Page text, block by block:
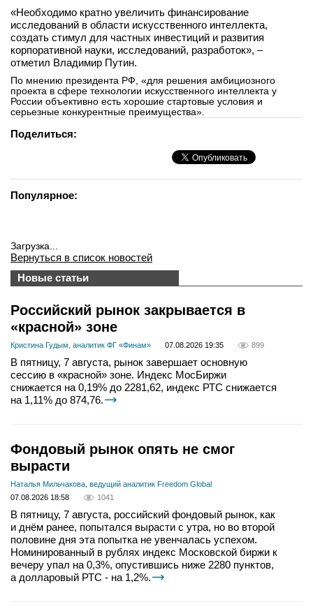
«Необходимо кратно увеличить финансирование
исследований в области искусственного интеллекта,
создать стимул для частных инвестиций и развития
корпоративной науки, исследований, разработок», –
отметил Владимир Путин.
По мнению президента РФ, «для решения амбициозного
проекта в сфере технологии искусственного интеллекта у
России объективно есть хорошие стартовые условия и
серьезные конкурентные преимущества».
Поделиться:
Популярное:
Загрузка...
Вернуться в список новостей
Новые статьи
Российский рынок закрывается в
«красной» зоне
Кристина Гудым, аналитик ФГ «Финам» 07.08.2026 19:35 899
В пятницу, 7 августа, рынок завершает основную
сессию в «красной» зоне. Индекс МосБиржи
снижается на 0,19% до 2281,62, индекс РТС снижается
на 1,11% до 874,76.
Фондовый рынок опять не смог
вырасти
Наталья Мильчакова, ведущий аналитик Freedom Global
07.08.2026 18:58
1041
В пятницу, 7 августа, российский фондовый рынок, как
и днём ранее, попытался вырасти с утра, но во второй
половине дня эта попытка не увенчалась успехом.
Номинированный в рублях индекс Московской биржи к
вечеру упал на 0,3%, опустившись ниже 2280 пунктов,
а долларовый РТС - на 1,2%.